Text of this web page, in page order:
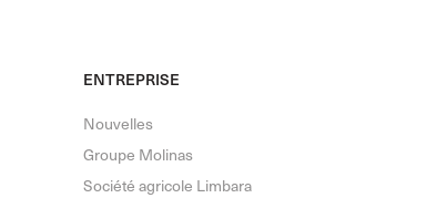
ENTREPRISE
Nouvelles
Groupe Molinas
Société agricole Limbara